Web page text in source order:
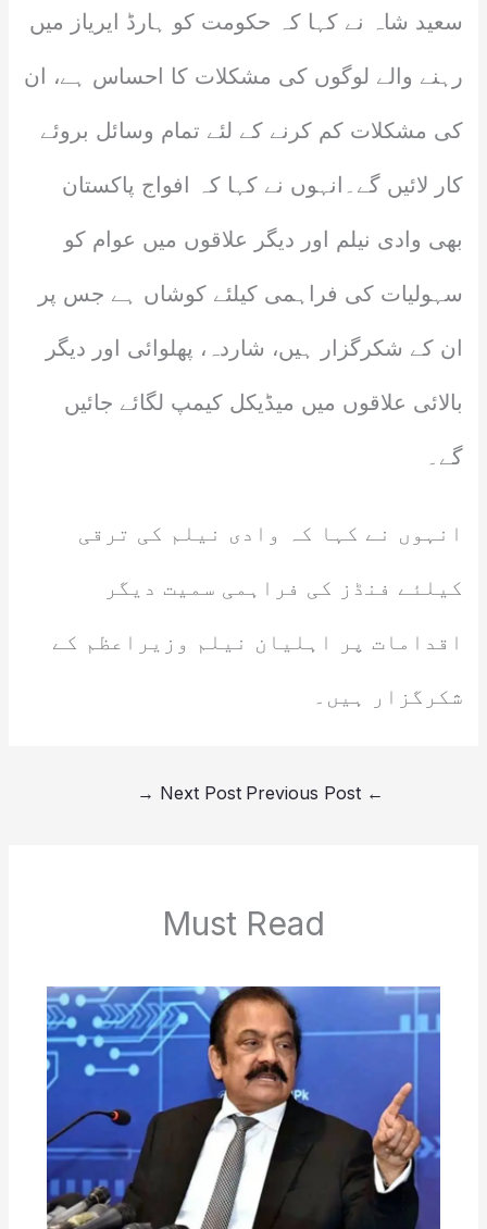
سعید شاہ نے کہا کہ حکومت کو ہارڈ ایریاز میں
رہنے والے لوگوں کی مشکلات کا احساس ہے، ان
کی مشکلات کم کرنے کے لئے تمام وسائل بروئے
کار لائیں گے۔انہوں نے کہا کہ افواج پاکستان
بھی وادی نیلم اور دیگر علاقوں میں عوام کو
سہولیات کی فراہمی کیلئے کوشاں ہے جس پر
ان کے شکرگزار ہیں، شاردہ، پھلوائی اور دیگر
بالائی علاقوں میں میڈیکل کیمپ لگائے جائیں
گے۔
انہوں نے کہا کہ وادی نیلم کی ترقی
کیلئے فنڈز کی فراہمی سمیت دیگر
اقدامات پر اہلیان نیلم وزیراعظم کے
شکرگزار ہیں۔
←
Next Post
→
Must Read